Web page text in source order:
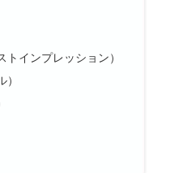
インプレッション）